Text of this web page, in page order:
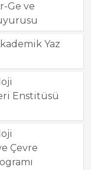
Ge ve
Yaz
Enstitüsü
Çevre